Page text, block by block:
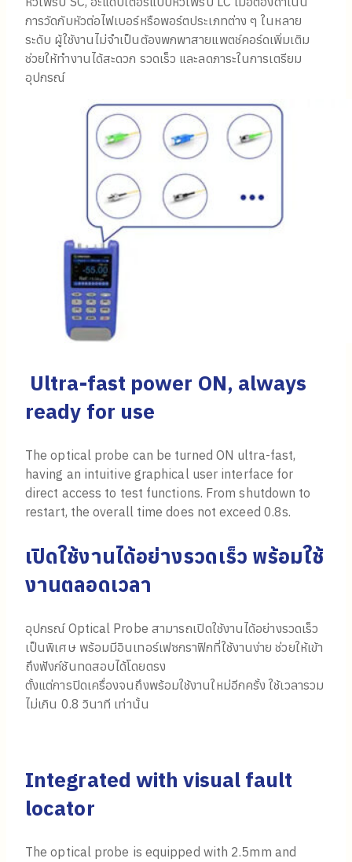
การวัดกับหัวต่อไฟเบอร์หรือพอร์ตประเภทต่าง ๆ ในหลาย
ระดับ ผู้ใช้งานไม่จำเป็นต้องพกพาสายแพตช์คอร์ดเพิ่มเติม
ช่วยให้ทำงานได้สะดวก รวดเร็ว และลดภาระในการเตรียม
อุปกรณ์
Ultra-fast power ON, always
ready for use
The optical probe can be turned ON ultra-fast,
having an intuitive graphical user interface for
direct access to test functions. From shutdown to
restart, the overall time does not exceed 0.8s.
เปิดใช้งานได้อย่างรวดเร็ว พร้อมใช้
งานตลอดเวลา
อุปกรณ์ Optical Probe สามารถเปิดใช้งานได้อย่างรวดเร็ว
เป็นพิเศษ พร้อมมีอินเทอร์เฟซกราฟิกที่ใช้งานง่าย ช่วยให้เข้า
ถึงฟังก์ชันทดสอบได้โดยตรง
ตั้งแต่การปิดเครื่องจนถึงพร้อมใช้งานใหม่อีกครั้ง ใช้เวลารวม
ไม่เกิน 0.8 วินาที เท่านั้น
Integrated with visual fault
locator
The optical probe is equipped with 2.5mm and